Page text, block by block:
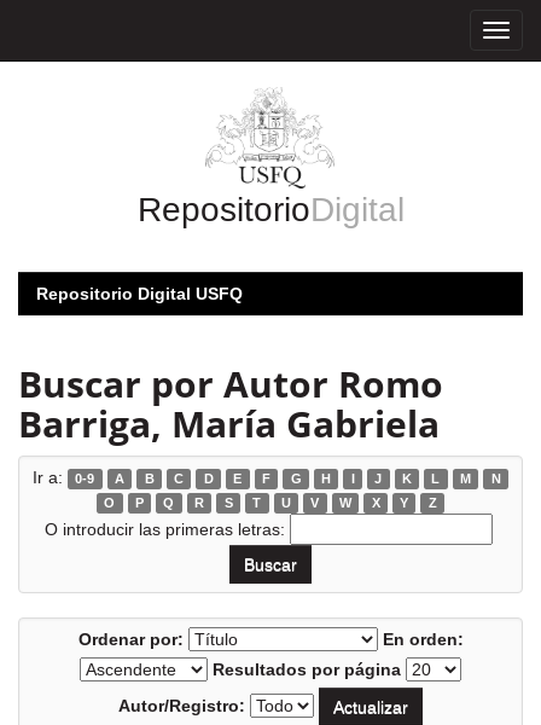
RepositorioDigital
Repositorio Digital USFQ
Buscar por Autor Romo
Barriga, María Gabriela
Ir a: 0-9 A B C D E F G H I J K L M
N
O
P Q R S T U V W X Y Z
O introducir las primeras letras:
Ordenar por:
En orden:
Resultados por página
Autor/Registro: